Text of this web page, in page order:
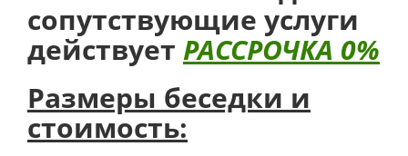
сопутствующие услуги
действует РАССРОЧКА 0%
Размеры беседки и
стоимость: